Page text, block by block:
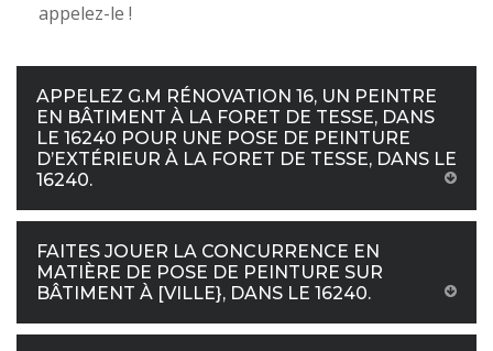
appelez-le !
APPELEZ G.M RÉNOVATION 16, UN PEINTRE
EN BÂTIMENT À LA FORET DE TESSE, DANS
LE 16240 POUR UNE POSE DE PEINTURE
D’EXTÉRIEUR À LA FORET DE TESSE, DANS LE
16240.
FAITES JOUER LA CONCURRENCE EN
MATIÈRE DE POSE DE PEINTURE SUR
BÂTIMENT À [VILLE}, DANS LE 16240.